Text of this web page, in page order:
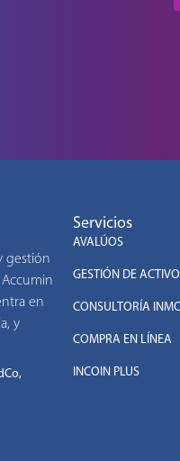
gestión
en
y
Servicios
AVALÚOS
GESTIÓN DE
CONSULTORÍA
COMPRA EN LÍNEA
INCOIN PLUS